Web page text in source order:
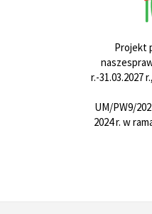
Projekt
r.-31.03.2027
UM/PW9/
2024 r. w